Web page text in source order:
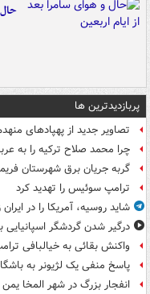
پربازدیدترین ها
تصاویر جدید از پهپادهای
چرا محمد صلاح ترکیه را به
گربه جریان برق شهرستان
ترامپ سوئیس را تهدید کرد
شاید روسیه، آمریکا را در
درگیر شدن گردشگر
واکنش بقائی به خیالبافی
پاسخ منفی یک لژیونر به
انفجار بزرگ در شهر المخا یمن